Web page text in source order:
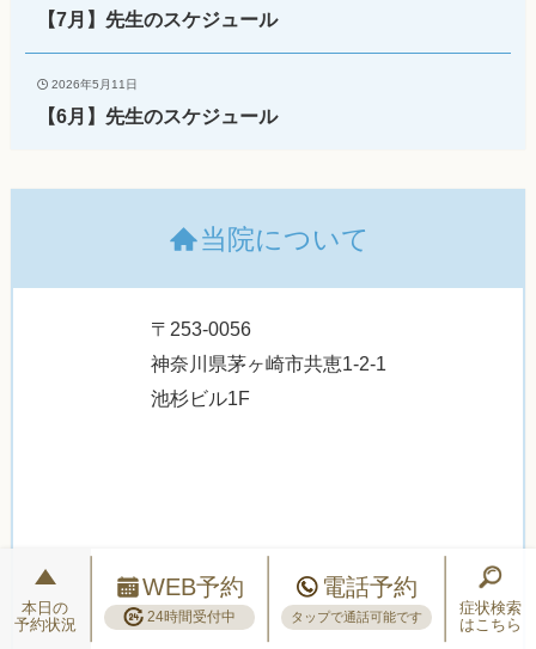
【7月】先生のスケジュール
2026年5月11日
【6月】先生のスケジュール
当院について
〒253-0056
神奈川県茅ヶ崎市共恵1-2-1
池杉ビル1F
本日の
予約状況
WEB予約
24時間受付中
電話予約
タップで通話可能です
症状検索
はこちら